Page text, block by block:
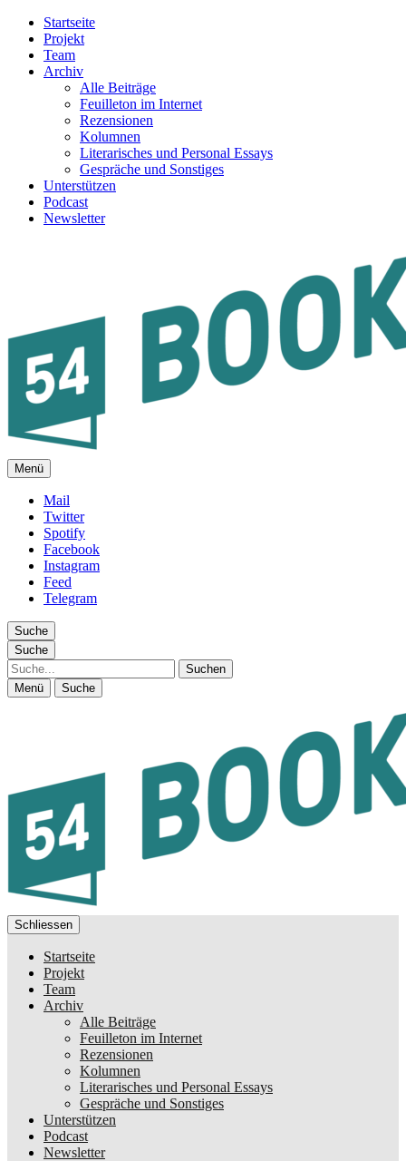
Startseite
Projekt
Team
Archiv
Alle Beiträge
Feuilleton im Internet
Rezensionen
Kolumnen
Literarisches und Personal Essays
Gespräche und Sonstiges
Unterstützen
Podcast
Newsletter
FEUILLETON IM INTERNET
Menü
Mail
Twitter
Spotify
Facebook
Instagram
Feed
Telegram
Suche
Suche
Suche
Menü Suche
Schliessen
Startseite
Projekt
Team
Archiv
Alle Beiträge
Feuilleton im Internet
Rezensionen
Kolumnen
Literarisches und Personal Essays
Gespräche und Sonstiges
Unterstützen
Podcast
Newsletter